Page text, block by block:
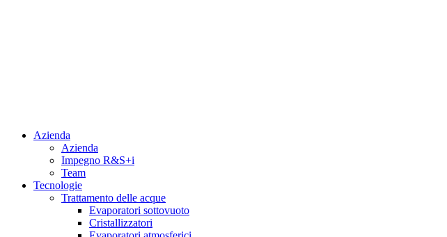
Azienda
Azienda
Impegno R&S+i
Team
Tecnologie
Trattamento delle acque
Evaporatori sottovuoto
Cristallizzatori